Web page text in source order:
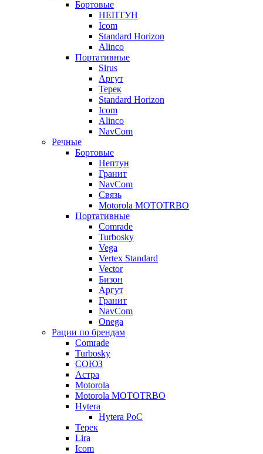
Бортовые
НЕПТУН
Icom
Standard Horizon
Alinco
Портативные
Sirus
Аргут
Терек
Standard Horizon
Icom
Alinco
NavCom
Речные
Бортовые
Нептун
Гранит
NavCom
Связь
Motorola MOTOTRBO
Портативные
Comrade
Turbosky
Vega
Vertex Standard
Vector
Бизон
Аргут
Гранит
NavCom
Onega
Рации по брендам
Comrade
Turbosky
СОЮЗ
Астра
Motorola
Motorola MOTOTRBO
Hytera
Hytera PoC
Терек
Lira
Icom